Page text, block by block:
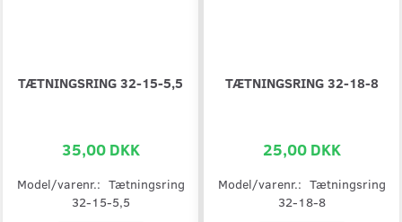
TÆTNINGSRING 32-15-5,5
35,00 DKK
Model/varenr.: Tætningsring
32-15-5,5
TÆTNINGSRING 32-18-8
25,00 DKK
Model/varenr.: Tætningsring
32-18-8